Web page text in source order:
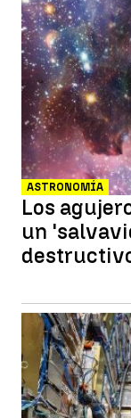
ASTRONOMÍA
Los
un